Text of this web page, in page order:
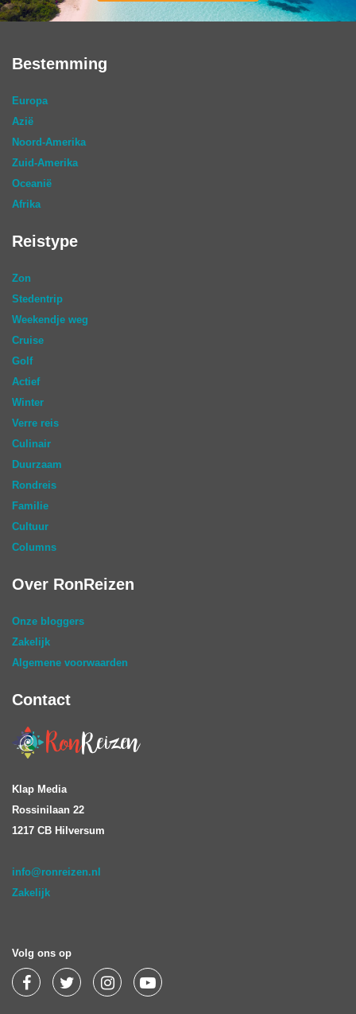
Bestemming
Europa
Azië
Noord-Amerika
Zuid-Amerika
Oceanië
Afrika
Reistype
Zon
Stedentrip
Weekendje weg
Cruise
Golf
Actief
Winter
Verre reis
Culinair
Duurzaam
Rondreis
Familie
Cultuur
Columns
Over RonReizen
Onze bloggers
Zakelijk
Algemene voorwaarden
Contact
Klap Media
Rossinilaan 22
1217 CB Hilversum
info@ronreizen.nl
Zakelijk
Volg ons op